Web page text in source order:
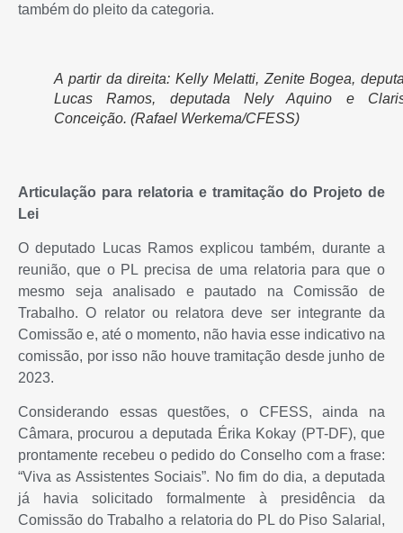
também do pleito da categoria.
A partir da direita: Kelly Melatti, Zenite Bogea,
Lucas Ramos, deputada Nely Aquino e
Conceição. (Rafael Werkema/CFESS)
Articulação para relatoria e tramitação do Projeto de
Lei
O deputado Lucas Ramos explicou também, durante a
reunião, que o PL precisa de uma relatoria para que o
mesmo seja analisado e pautado na Comissão de
Trabalho. O relator ou relatora deve ser integrante da
Comissão e, até o momento, não havia esse indicativo na
comissão, por isso não houve tramitação desde junho de
2023.
Considerando essas questões, o CFESS, ainda na
Câmara, procurou a deputada Érika Kokay (PT-DF), que
prontamente recebeu o pedido do Conselho com a frase:
“Viva as Assistentes Sociais”. No fim do dia, a deputada
já havia solicitado formalmente à presidência da
Comissão do Trabalho a relatoria do PL do Piso Salarial,